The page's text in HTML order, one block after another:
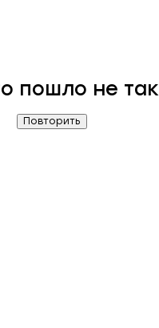
пошло не так
Повторить